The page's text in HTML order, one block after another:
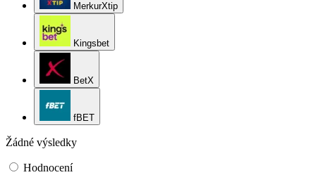
MerkurXtip
Kingsbet
BetX
fBET
Žádné výsledky
Hodnocení